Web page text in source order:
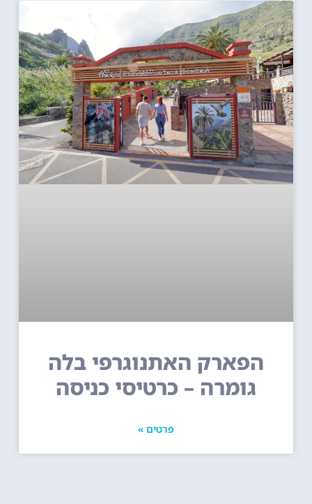
הפארק האתנוגרפי בלה
גומרה – כרטיסי כניסה
פרטים »